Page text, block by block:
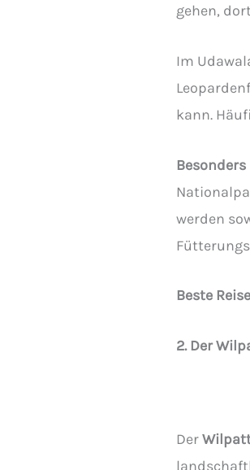
gehen,
Im
kann.
werden
Beste
2. Der
Der